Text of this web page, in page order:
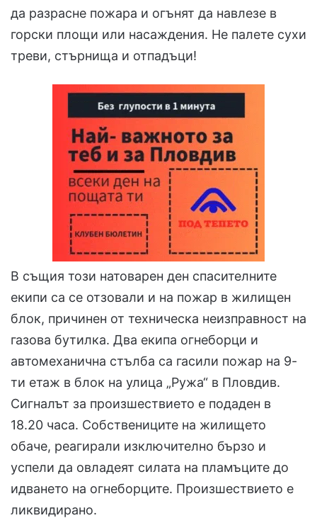
да разрасне пожара и огънят да навлезе в
горски площи или насаждения. Не палете сухи
треви, стърнища и отпадъци!
В същия този натоварен ден спасителните
екипи са се отзовали и на пожар в жилищен
блок, причинен от техническа неизправност на
газова бутилка. Два екипа огнеборци и
автомеханична стълба са гасили пожар на 9-
ти етаж в блок на улица „Ружа“ в Пловдив.
Сигналът за произшествието е подаден в
18.20 часа. Собствениците на жилището
обаче, реагирали изключително бързо и
успели да овладеят силата на пламъците до
идването на огнеборците. Произшествието е
ликвидирано.